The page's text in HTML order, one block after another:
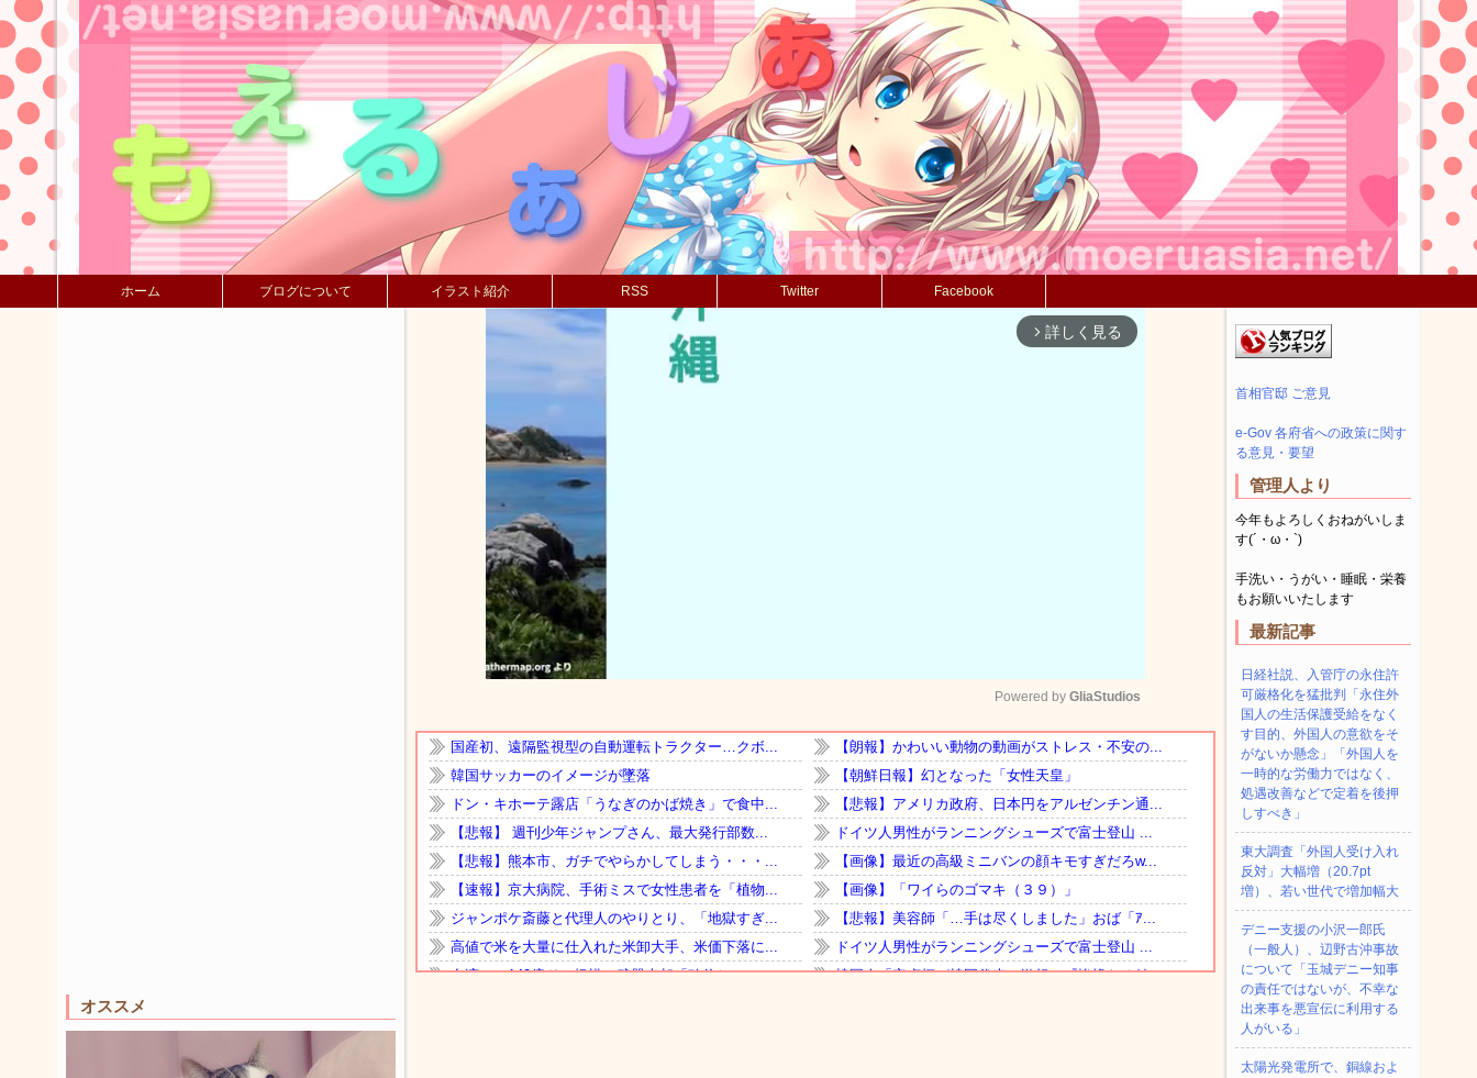
ホーム ブログについて イラスト紹介 RSS Twitter Facebook
オススメ
arrow_forward_ios 詳しく見る
Mute
Powered by GliaStudios
首相官邸 ご意見
e-Gov 各府省への政策に関す
る意見・要望
管理人より
今年もよろしくおねがいしま
す(´・ω・`)
手洗い・うがい・睡眠・栄養
もお願いいたします
最新記事
日経社説、入管庁の永住許
可厳格化を猛批判「永住外
国人の生活保護受給をなく
す目的、外国人の意欲をそ
がないか懸念」「外国人を
一時的な労働力ではなく、
処遇改善などで定着を後押
しすべき」
東大調査「外国人受け入れ
反対」大幅増（20.7pt
増）、若い世代で増加幅大
デニー支援の小沢一郎氏
（一般人）、辺野古沖事故
について「玉城デニー知事
の責任ではないが、不幸な
出来事を悪宣伝に利用する
人がいる」
太陽光発電所で、銅線およ